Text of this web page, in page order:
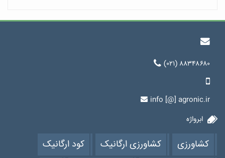
(۰۲۱) ۸۸۳۴۸۶۸۰
info [@] agronic.ir
ابرواژه
کشاورزی کشاورزی ارگانیک کود ارگانیک